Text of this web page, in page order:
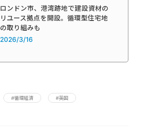
ロンドン市、港湾跡地で建設資材の
リユース拠点を開設。循環型住宅地
の取り組みも
2026/3/16
#循環経済 #英国